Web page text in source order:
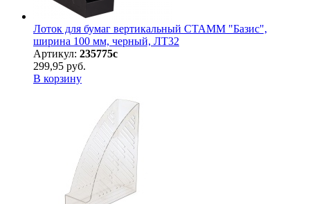
Лоток для бумаг вертикальный СТАММ "Базис",
ширина 100 мм, черный, ЛТ32
Артикул: 235775с
299,95 руб.
В корзину